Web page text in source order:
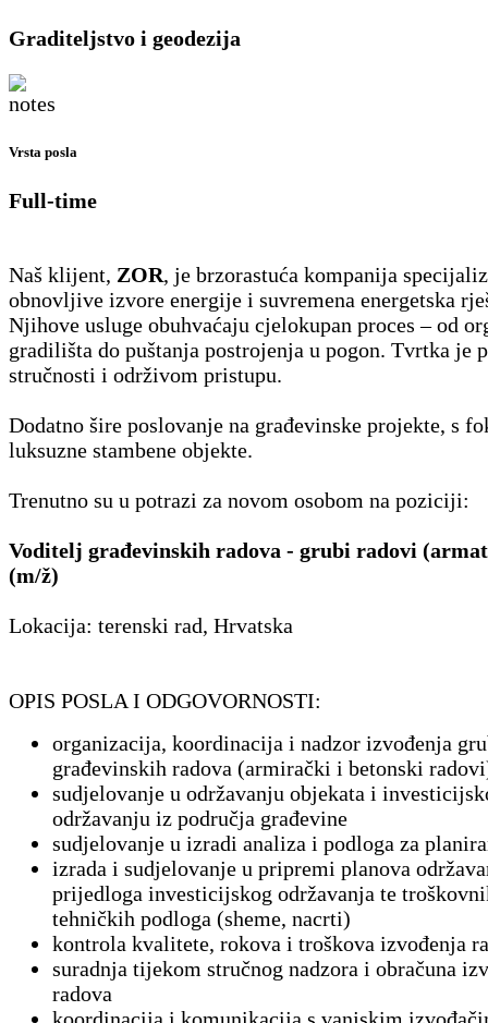
Graditeljstvo i geodezija
Vrsta posla
Full-time
Naš klijent, ZOR, je brzorastuća kompanija
obnovljive izvore energije i suvremena energetska
Njihove usluge obuhvaćaju cjelokupan proces – od
gradilišta do puštanja postrojenja u pogon. Tvrtka je
stručnosti i održivom pristupu.
Dodatno šire poslovanje na građevinske projekte, s
luksuzne stambene objekte.
Trenutno su u potrazi za novom osobom na poziciji:
Voditelj građevinskih radova - grubi radovi
(m/ž)
Lokacija: terenski rad, Hrvatska
OPIS POSLA I ODGOVORNOSTI:
organizacija, koordinacija i nadzor izvođenja
građevinskih radova (armirački i betonski
sudjelovanje u održavanju objekata i
održavanju iz područja građevine
sudjelovanje u izradi analiza i podloga za
izrada i sudjelovanje u pripremi planova
prijedloga investicijskog održavanja te
tehničkih podloga (sheme, nacrti)
kontrola kvalitete, rokova i troškova izvođenja
suradnja tijekom stručnog nadzora i obračuna
radova